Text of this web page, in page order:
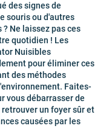
des signes de
souris ou d'autres
? Ne laissez pas ces
quotidien ! Les
Nuisibles
pour éliminer ces
des méthodes
Faites-
vous débarrasser de
un foyer sûr et
causées par les